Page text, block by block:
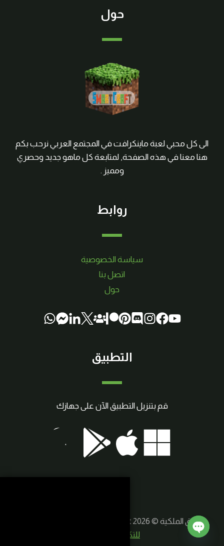
حول
الى كل محبي لعبة ماينكرافت في المجتمع العربي نرحب بكم
هنا معنا في هذه الصفحة, لمتابعة كل ماهو جديد وحصري
ومميز .
روابط
سياسة الخصوصية
اتصل بنا
حول
التطبيق
قم بتنزيل التطبيق الآن على جهازك
حقوق الملكية © 2026 SmartCraft | صنع بواسطة
للتكنولوجيا الذكية